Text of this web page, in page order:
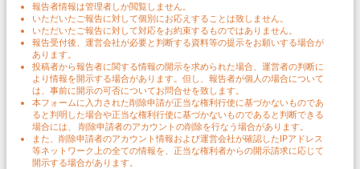
報告者情報は管理者しか閲覧しません。
いただいたご報告に対して個別にお応えすることは致しません。
いただいたご報告に対して対応をお約束するものではありません。
報告受付後、運営会社が必要と判断する資料等の提示をお願いする場合が
あります。
投稿者から報告者に関する情報の開示を求められた場合、運営者の判断に
より情報を開示する場合があります。但し、報告者が個人の場合について
は、事前に開示の可否についてお問合せを致します。
本フォームに入力された削除申請が正当な権利行使に基づかないものであ
ると判明した場合や正当な権利行使に基づかないものであると判断できる
場合には、 削除申請者のアカウントの削除を行なう場合があります。
また、削除申請者のアカウント情報および運営会社が確認したIPアドレス
等ネットワーク上の全ての情報を、正当な権利者からの開示請求に応じて
開示する場合があります。